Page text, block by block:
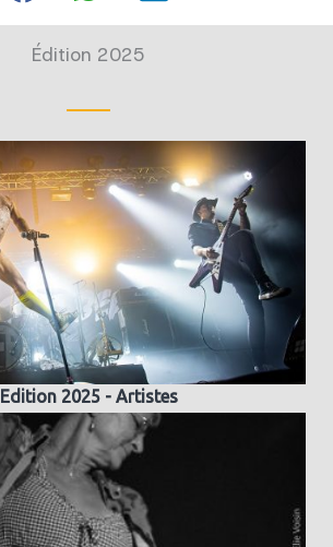
Édition 2025
Edition 2025 - Artistes